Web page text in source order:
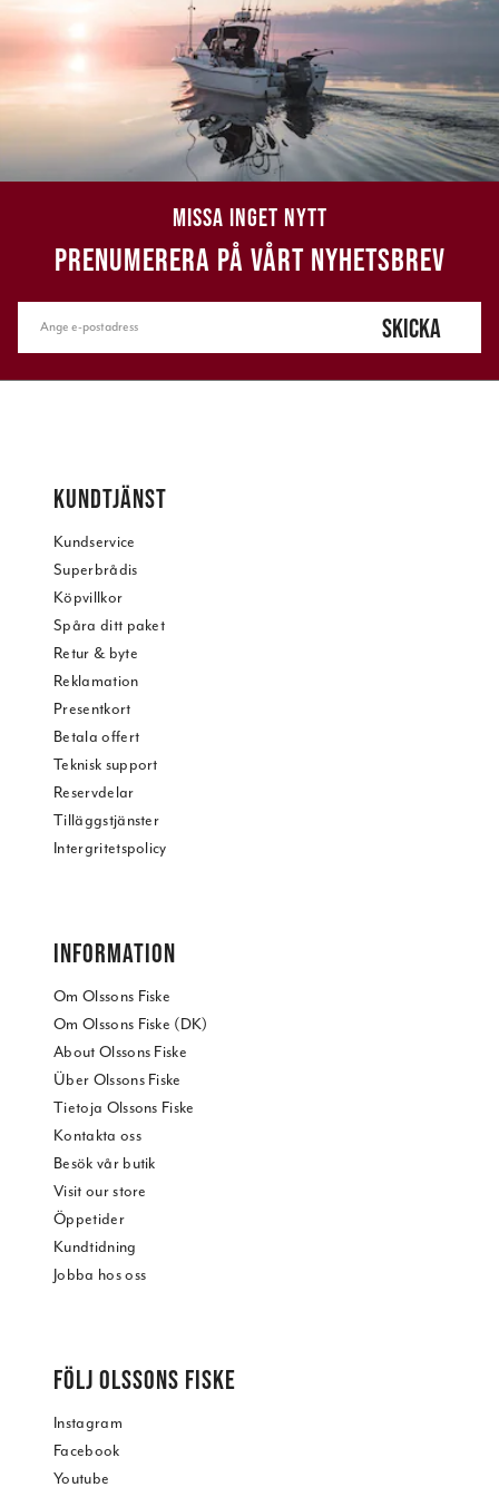
MISSA INGET NYTT
PRENUMERERA PÅ VÅRT NYHETSBREV
SKICKA
KUNDTJÄNST
Kundservice
Superbrådis
Köpvillkor
Spåra ditt paket
Retur & byte
Reklamation
Presentkort
Betala offert
Teknisk support
Reservdelar
Tilläggstjänster
Intergritetspolicy
INFORMATION
Om Olssons Fiske
Om Olssons Fiske (DK)
About Olssons Fiske
Über Olssons Fiske
Tietoja Olssons Fiske
Kontakta oss
Besök vår butik
Visit our store
Öppetider
Kundtidning
Jobba hos oss
FÖLJ OLSSONS FISKE
Instagram
Facebook
Youtube